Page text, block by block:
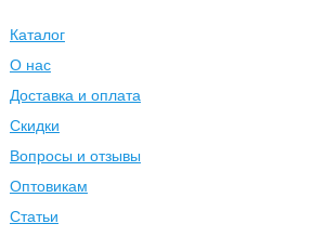
Каталог
О нас
Доставка и оплата
Скидки
Вопросы и отзывы
Оптовикам
Статьи